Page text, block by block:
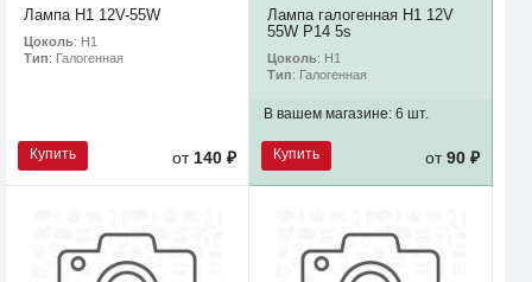
Лампа H1 12V-55W
Цоколь: H1
Тип: Галогенная
Купить от 140 ₽
Лампа галогенная H1 12V
55W P14 5s
Цоколь: H1
Тип: Галогенная
В вашем магазине: 6 шт.
Купить от90 ₽